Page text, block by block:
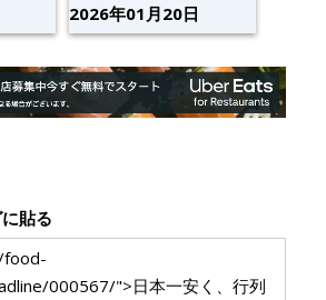
2026年01月20日
貼る
food-
000567/">日本一安く、行列